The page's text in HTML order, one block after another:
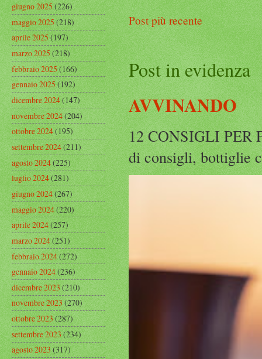
Post più recente
Post in evidenza
AVVINANDO
12 CONSIGLI PER
di consigli, bottiglie
giugno 2025(226)
maggio 2025(218)
aprile 2025(197)
marzo 2025(218)
febbraio 2025(166)
gennaio 2025(192)
dicembre 2024(147)
novembre 2024(204)
ottobre 2024(195)
settembre 2024(211)
agosto 2024(225)
luglio 2024(281)
giugno 2024(267)
maggio 2024(220)
aprile 2024(257)
marzo 2024(251)
febbraio 2024(272)
gennaio 2024(236)
dicembre 2023(210)
novembre 2023(270)
ottobre 2023(287)
settembre 2023(234)
agosto 2023(317)